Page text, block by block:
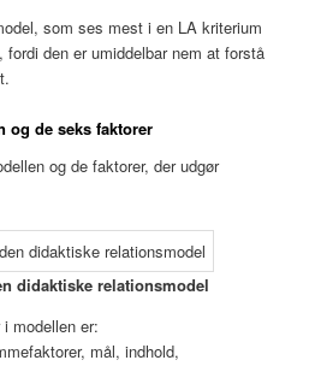
som ses mest i en LA kriterium
den er umiddelbar nem at forstå
og de seks faktorer
og de faktorer, der udgør
didaktiske relationsmodel
modellen er:
mål, indhold,